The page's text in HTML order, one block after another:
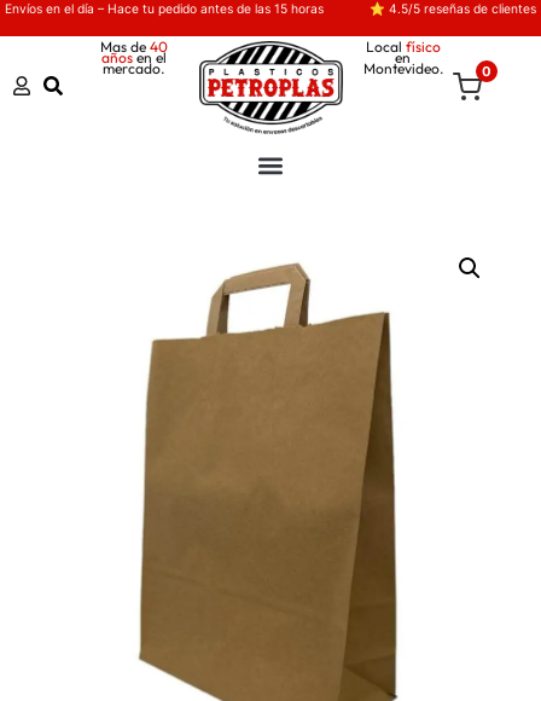
Envíos en el día – Hace tu pedido antes de las 15 horas ⭐ 4.5/5 reseñas de clientes
Mas de 40
añosen el
mercado.
Local físico
en
Montevideo. 0